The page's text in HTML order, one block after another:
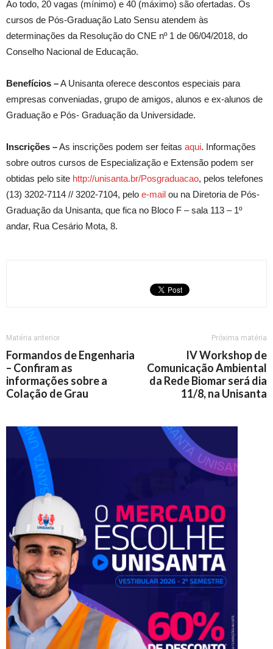
Ao todo, 20 vagas (mínimo) e 40 (máximo) são ofertadas. Os
cursos de Pós-Graduação Lato Sensu atendem às
determinações da Resolução do CNE nº 1 de 06/04/2018, do
Conselho Nacional de Educação.
Benefícios –A Unisanta oferece descontos especiais para
empresas conveniadas, grupo de amigos, alunos e ex-alunos de
Graduação e Pós- Graduação da Universidade.
Inscrições –As inscrições podem ser feitas aqui. Informações
sobre outros cursos de Especialização e Extensão podem ser
obtidas pelo site http://unisanta.br/Posgraduacao, pelos telefones
(13) 3202-7114 // 3202-7104, pelo e-mail ou na Diretoria de Pós-
Graduação da Unisanta, que fica no Bloco F – sala 113 – 1º
andar, Rua Cesário Mota, 8.
Matéria anterior
Formandos de Engenharia
– Confiram as
informações sobre a
Colação de Grau
Próxima matéria
IV Workshop de
Comunicação Ambiental
da Rede Biomar será dia
11/8, na Unisanta